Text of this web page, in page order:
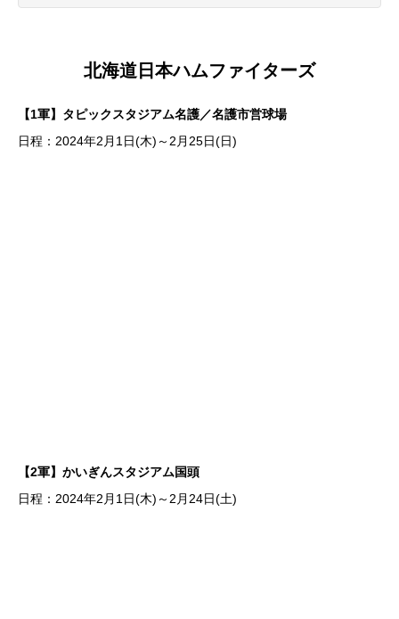
北海道日本ハムファイターズ
【1軍】タピックスタジアム名護／名護市営球場
日程：2024年2月1日(木)～2月25日(日)
【2軍】かいぎんスタジアム国頭
日程：2024年2月1日(木)～2月24日(土)